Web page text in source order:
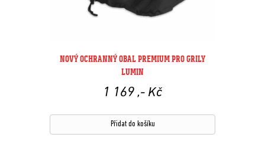
NOVÝ OCHRANNÝ OBAL PREMIUM PRO GRILY
LUMIN
1 169 ,- Kč
Přidat do košíku